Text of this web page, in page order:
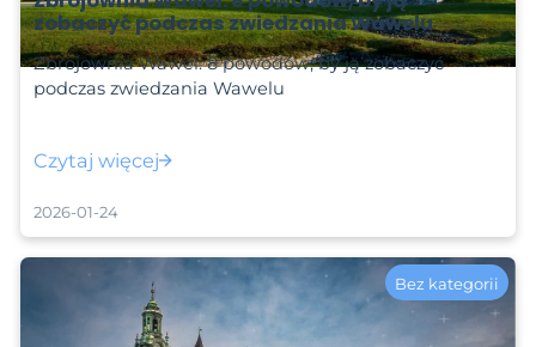
zobaczyć podczas zwiedzania Wawelu
Zbrojownia Wawel: 8 powodów, by ją zobaczyć
podczas zwiedzania Wawelu
Czytaj więcej
2026-01-24
Bez kategorii